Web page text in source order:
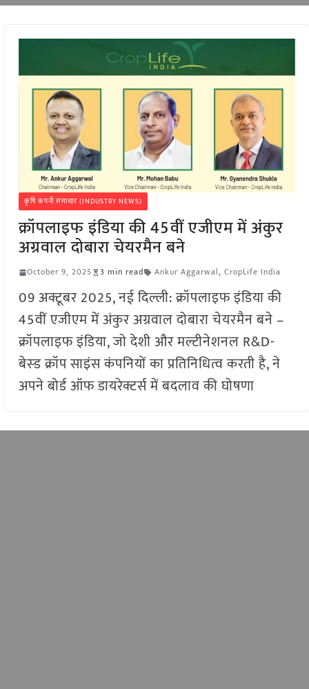
कृषि कंपनी समाचार (INDUSTRY NEWS)
क्रॉपलाइफ इंडिया की 45वीं एजीएम में अंकुर
अग्रवाल दोबारा चेयरमैन बने
October 9, 2025 3 min read Ankur Aggarwal, CropLife India
09 अक्टूबर 2025, नई दिल्ली: क्रॉपलाइफ इंडिया की
45वीं एजीएम में अंकुर अग्रवाल दोबारा चेयरमैन बने –
क्रॉपलाइफ इंडिया, जो देशी और मल्टीनेशनल R&D-
बेस्ड क्रॉप साइंस कंपनियों का प्रतिनिधित्व करती है, ने
अपने बोर्ड ऑफ डायरेक्टर्स में बदलाव की घोषणा